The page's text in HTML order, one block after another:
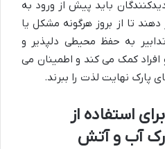
باید پیش از ورود به
دهند تا از بروز هرگونه مشکل یا
به حفظ محیطی دلپذیر و
افراد کمک می کند و اطمینان می
پارک نهایت لذت را ببرند.
استفاده از
آب و آتش